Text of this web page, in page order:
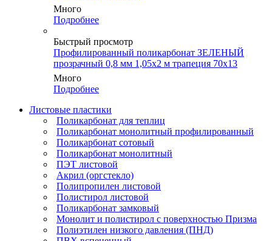
Много
Подробнее
Быстрый просмотр
Профилированный поликарбонат ЗЕЛЕНЫЙ
прозрачный 0,8 мм 1,05х2 м трапеция 70х13
Много
Подробнее
Листовые пластики
Поликарбонат для теплиц
Поликарбонат монолитный профилированный
Поликарбонат сотовый
Поликарбонат монолитный
ПЭТ листовой
Акрил (оргстекло)
Полипропилен листовой
Полистирол листовой
Поликарбонат замковый
Монолит и полистирол с поверхностью Призма
Полиэтилен низкого давления (ПНД)